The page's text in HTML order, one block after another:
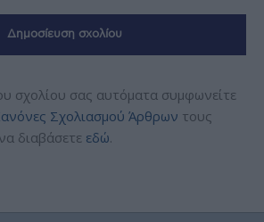
σχολίου σας αυτόματα συμφωνείτε
Σχολιασμού Άρθρων τους
διαβάσετε εδώ.